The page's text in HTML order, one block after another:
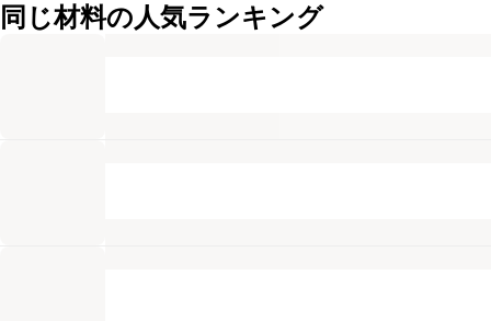
同じ材料の人気ランキング